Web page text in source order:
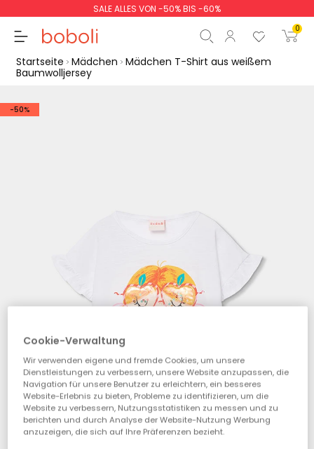
SALE ALLES VON -50% BIS -60%
0
Startseite Mädchen Mädchen T-Shirt aus weißem
Baumwolljersey
-50%
Cookie-Verwaltung
Wir verwenden eigene und fremde Cookies, um unsere
Dienstleistungen zu verbessern, unsere Website anzupassen, die
Navigation für unsere Benutzer zu erleichtern, ein besseres
Website-Erlebnis zu bieten, Probleme zu identifizieren, um die
Website zu verbessern, Nutzungsstatistiken zu messen und zu
berichten und durch Analyse der Website-Nutzung Werbung
anzuzeigen, die sich auf Ihre Präferenzen bezieht.